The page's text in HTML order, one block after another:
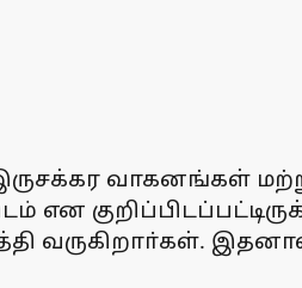
வாகனங்கள்
வருகிறாா்கள்.